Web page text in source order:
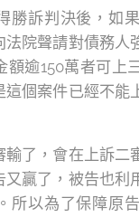
勝訴判決後，如
法院聲請對債務人
額逾150萬者可上
這個案件已經不能
輸了，會在上訴二
又贏了，被告也利
所以為了保障原